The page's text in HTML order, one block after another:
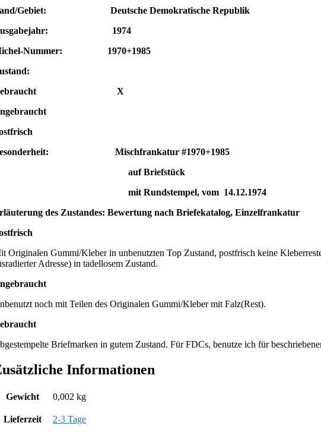
Gebiet: Deutsche Demokratische Republik
1974
Nummer: 1970+1985
X
Mischfrankatur #1970+1985
auf Briefstück
Rundstempel, vom 14.12.1974
des Zustandes: Bewertung nach Briefekatalog, Einzelfrankatur
Originalen Gummi/Kleber in unbenutzten Top Zustand, postfrisch keine
Adresse) in tadellosem Zustand.
noch mit Teilen des Originalen Gummi/Kleber mit Falz(Rest).
Briefmarken in gutem Zustand. Für FDCs, benutze ich für
Informationen
Gewicht 0,002 kg
Lieferzeit 2-3 Tage